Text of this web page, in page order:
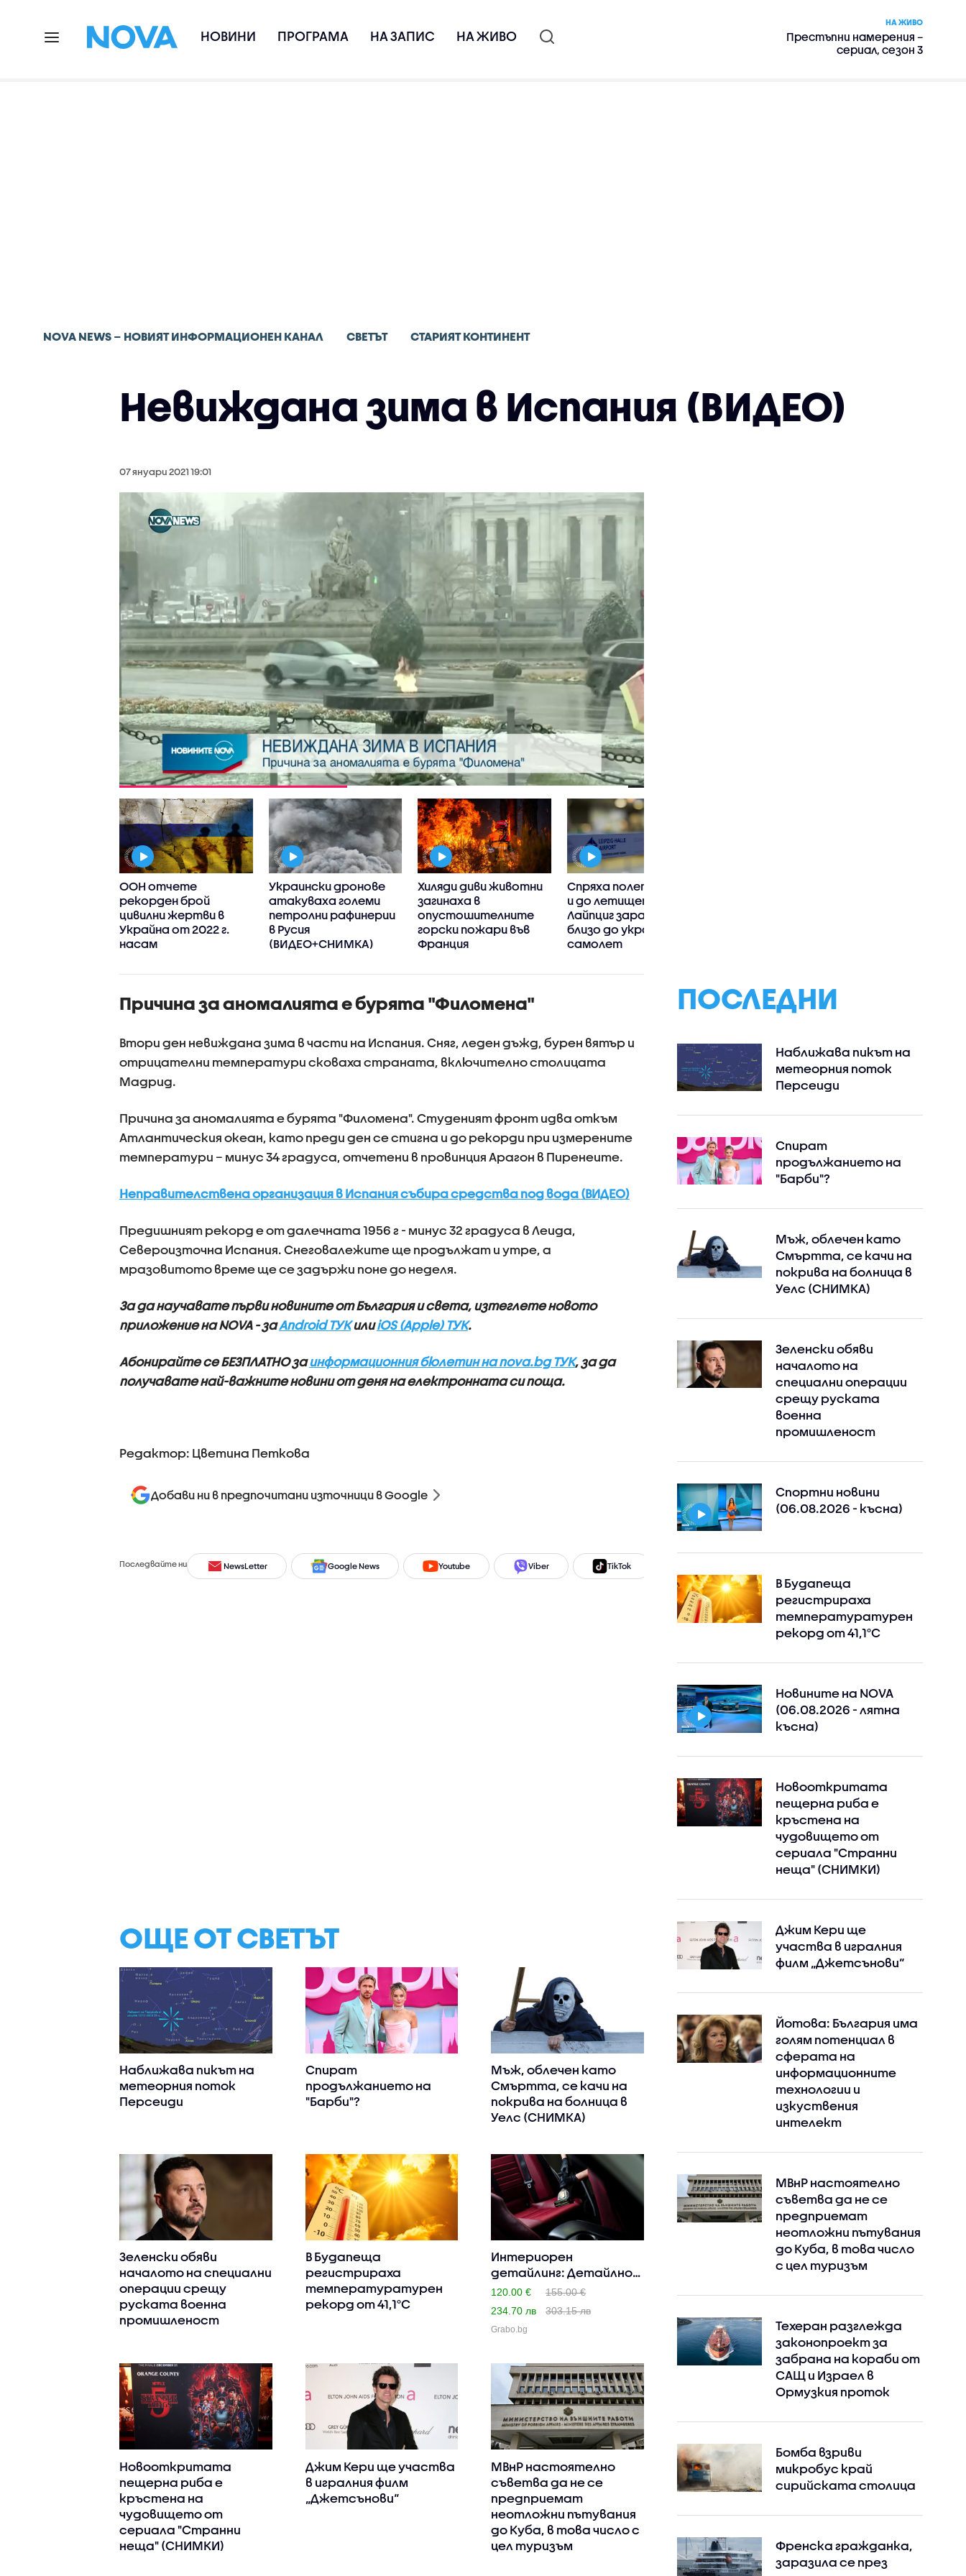
НОВИНИ ПРОГРАМА НА ЗАПИС НА ЖИВО
НА ЖИВО
Престъпни намерения –
сериал, сезон 3
NOVA NEWS – НОВИЯТ ИНФОРМАЦИОНЕН КАНАЛ СВЕТЪТ СТАРИЯТ КОНТИНЕНТ
Невиждана зима в Испания (ВИДЕО)
07 януари 2021 19:01
ООН отчете
рекорден брой
цивилни жертви в
Украйна от 2022 г.
насам
Украински дронове
атакуваха големи
петролни рафинерии
в Русия
(ВИДЕО+СНИМКА)
Хиляди диви животни
загинаха в
опустошителните
горски пожари във
Франция
Спряха полетите от
и до летището на
Лайпциг заради дрон
близо до украински
самолет
Причина за аномалията е бурята "Филомена"
Втори ден невиждана зима в части на Испания. Сняг, леден дъжд, бурен вятър и
отрицателни температури сковаха страната, включително столицата
Мадрид.
Причина за аномалията е бурята "Филомена". Студеният фронт идва откъм
Атлантическия океан, като преди ден се стигна и до рекорди при измерените
температури – минус 34 градуса, отчетени в провинция Арагон в Пиренеите.
Неправителствена организация в Испания събира средства под вода (ВИДЕО)
Предишният рекорд е от далечната 1956 г - минус 32 градуса в Леида,
Североизточна Испания. Снеговалежите ще продължат и утре, а
мразовитото време ще се задържи поне до неделя.
За да научавате първи новините от България и света, изтеглете новото
приложение на NOVA - заAndroid ТУКилиiOS (Apple) ТУК.
Абонирайте се БЕЗПЛАТНО заинформационния бюлетин на nova.bg ТУК, за да
получавате най-важните новини от деня на електронната си поща.
Редактор: Цветина Петкова
Добави ни в предпочитани източници в Google
Последвайте ни NewsLetter Google News Youtube Viber TikTok
ОЩЕ ОТ СВЕТЪТ
Наближава пикът на
метеорния поток
Персеиди
Спират
продължанието на
"Барби"?
Мъж, облечен като
Смъртта, се качи на
покрива на болница в
Уелс (СНИМКА)
Зеленски обяви
началото на специални
операции срещу
руската военна
промишленост
В Будапеща
регистрираха
температуратурен
рекорд от 41,1°C
Интериорен
детайлинг: Детайлно
почистване и ..
120.00 €
155.00 €
234.70 лв
303.15 лв
Grabo.bg
Новооткритата
пещерна риба е
кръстена на
чудовището от
сериала "Странни
неща" (СНИМКИ)
Джим Кери ще участва
в игралния филм
„Джетсънови“
МВнР настоятелно
съветва да не се
предприемат
неотложни пътувания
до Куба, в това число с
цел туризъм
ПОСЛЕДНИ
Наближава пикът на
метеорния поток
Персеиди
Спират
продължанието на
"Барби"?
Мъж, облечен като
Смъртта, се качи на
покрива на болница в
Уелс (СНИМКА)
Зеленски обяви
началото на
специални операции
срещу руската
военна
промишленост
Спортни новини
(06.08.2026 - късна)
В Будапеща
регистрираха
температуратурен
рекорд от 41,1°C
Новините на NOVA
(06.08.2026 - лятна
късна)
Новооткритата
пещерна риба е
кръстена на
чудовището от
сериала "Странни
неща" (СНИМКИ)
Джим Кери ще
участва в игралния
филм „Джетсънови“
Йотова: България има
голям потенциал в
сферата на
информационните
технологии и
изкуствения
интелект
МВнР настоятелно
съветва да не се
предприемат
неотложни пътувания
до Куба, в това число
с цел туризъм
Техеран разглежда
законопроект за
забрана на кораби от
САЩ и Израел в
Ормузкия проток
Бомба взриви
микробус край
сирийската столица
Френска гражданка,
заразила се през